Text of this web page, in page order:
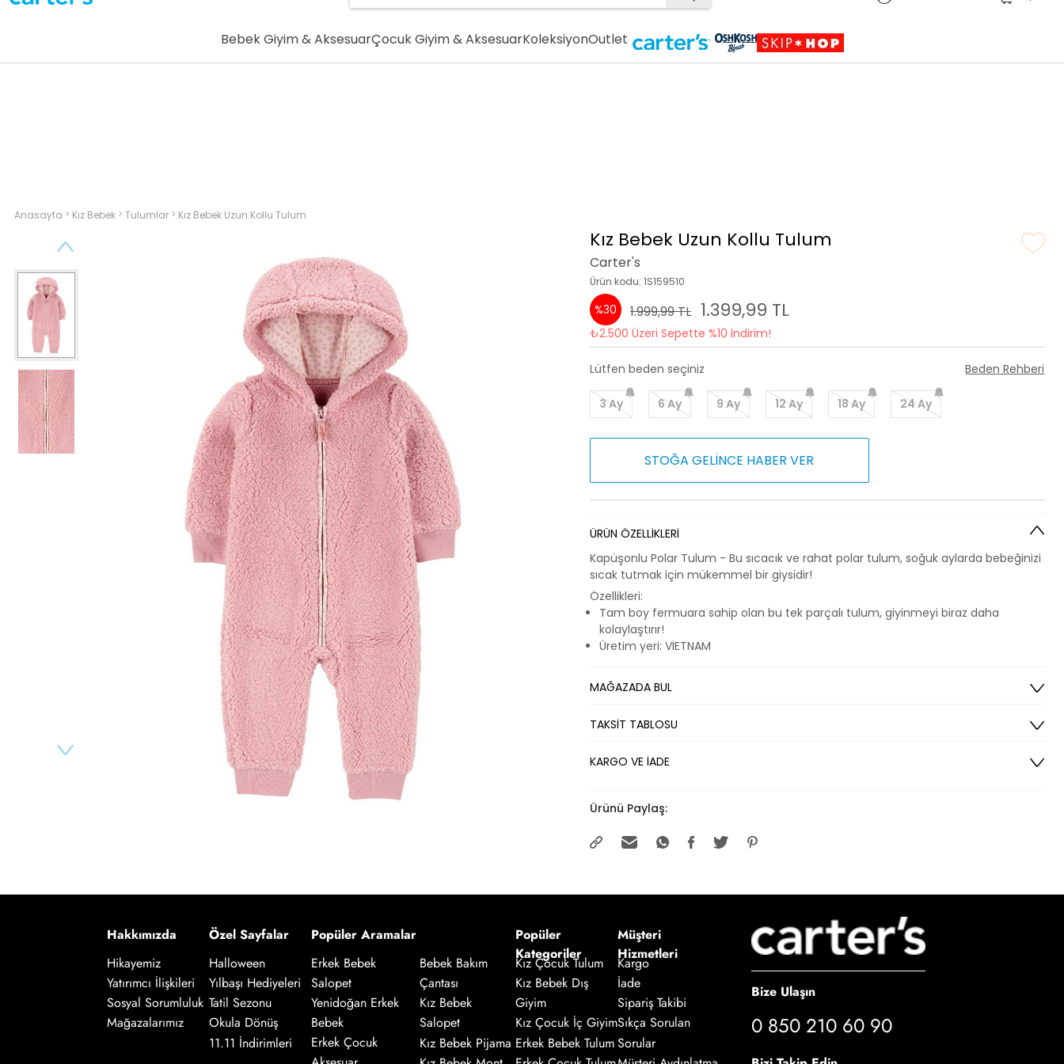
Bebek Giyim & AksesuarÇocuk Giyim & AksesuarKoleksiyonOutlet
Anasayfa > Kız Bebek > Tulumlar > Kız Bebek Uzun Kollu Tulum
Kız Bebek Uzun Kollu Tulum
Carter's
Ürün kodu: 1S159510
%30 1.999,99 TL 1.399,99 TL
₺2.500 Üzeri Sepette %10 İndirim!
Lütfen beden seçiniz Beden Rehberi
3 Ay 6 Ay 9 Ay 12 Ay 18 Ay 24 Ay
STOĞA GELİNCE HABER VER
ÜRÜN ÖZELLİKLERİ
Kapüşonlu Polar Tulum - Bu sıcacık ve rahat polar tulum, soğuk aylarda bebeğinizi
sıcak tutmak için mükemmel bir giysidir!
Özellikleri:
Tam boy fermuara sahip olan bu tek parçalı tulum, giyinmeyi biraz daha
kolaylaştırır!
Üretim yeri: VİETNAM
MAĞAZADA BUL
TAKSİT TABLOSU
KARGO VE İADE
Ürünü Paylaş:
Hakkımızda
Hikayemiz
Yatırımcı İlişkileri
Sosyal Sorumluluk
Mağazalarımız
Özel Sayfalar
Halloween
Yılbaşı Hediyeleri
Tatil Sezonu
Okula Dönüş
11.11 İndirimleri
Popüler Aramalar
Erkek Bebek
Salopet
Yenidoğan Erkek
Bebek
Erkek Çocuk
Bebek Bakım
Çantası
Kız Bebek
Salopet
Kız Bebek Pijama
Popüler
Kategoriler
Kız Çocuk Tulum
Kız Bebek Dış
Giyim
Kız Çocuk İç Giyim
Erkek Bebek Tulum
Müşteri
Hizmetleri
Kargo
İade
Sipariş Takibi
Sıkça Sorulan
Sorular
Bize Ulaşın
0 850 210 60 90